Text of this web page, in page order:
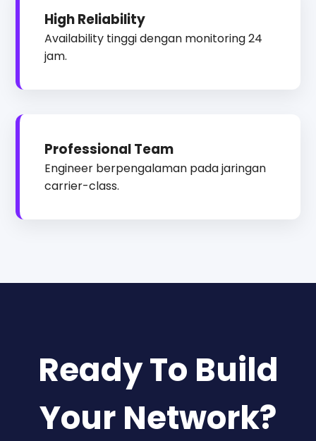
High Reliability
Availability tinggi dengan monitoring 24
jam.
Professional Team
Engineer berpengalaman pada jaringan
carrier-class.
Ready To Build
Your Network?